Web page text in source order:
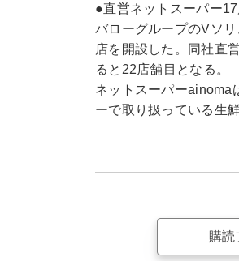
●直営ネットスーパー
バローグループのVソ
店を開設した。同社直
ると22店舗目となる。
ネットスーパーainoma
ーで取り扱っている生
購読